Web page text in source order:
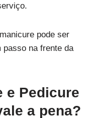
pode ser
passo na frente da
e Pedicure
a pena?